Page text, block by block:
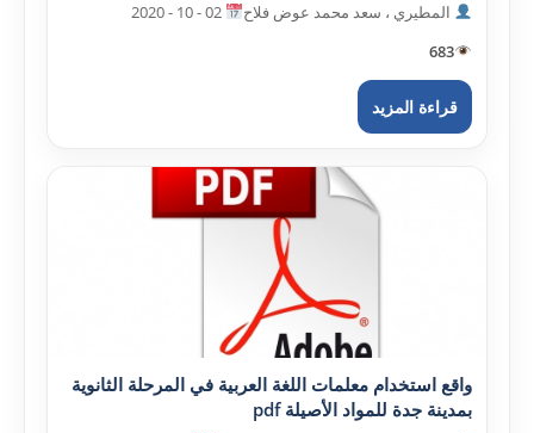
المطيري ، سعد محمد عوض فلاح
683
قراءة المزيد
واقع استخدام معلمات اللغة العربية في المرحلة الثانوية
بمدينة جدة للمواد الأصيلة pdf